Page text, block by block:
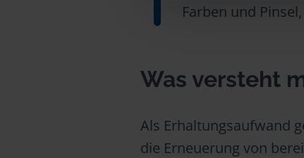
Farben und
Was versteht
Als Erhaltungsaufwand
die Erneuerung von